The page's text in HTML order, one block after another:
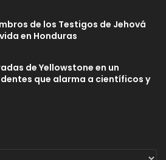
de los Testigos de Jehová
en Honduras
de Yellowstone en un
que alarma a científicos y